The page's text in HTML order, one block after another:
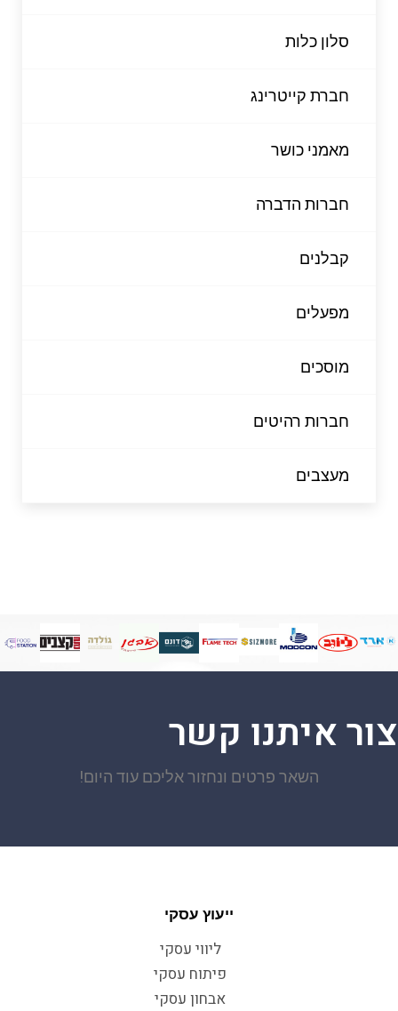
סלון כלות
חברת קייטרינג
מאמני כושר
חברות הדברה
קבלנים
מפעלים
מוסכים
חברות רהיטים
מעצבים
צור איתנו קשר
השאר פרטים ונחזור אליכם עוד היום!
ייעוץ עסקי
ליווי עסקי
פיתוח עסקי
אבחון עסקי